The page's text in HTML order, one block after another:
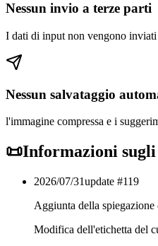
Nessun invio a terze parti
I dati di input non vengono
Nessun salvataggio
l'immagine compressa e i
📜Informazioni
2026/07/31update #119
Aggiunta della
Modifica dell'etichetta del